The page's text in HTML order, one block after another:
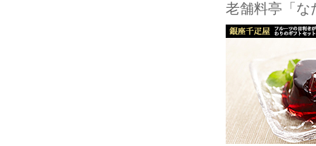
老舗料亭「な